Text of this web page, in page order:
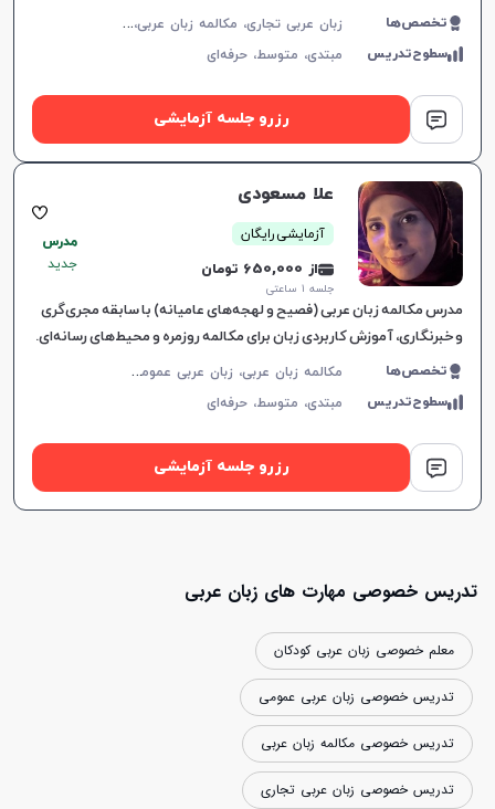
کاربردی.
تخصص‌ها ز
بان عربی تجاری، مکالمه زبان عربی، زبان عربی عمومی، زبان عربی هفتم دبیرستان، زبان عربی هشتم دبیرستان، زبان عربی نهم دبیرستان، زبان عربی دهم دبیرستان، زبان عربی یازدهم دبیرستان، زبان عربی دوازدهم دبیرستان، زبان عربی کنکور سراسری، لهجه عراقی، عربی فصیح
سطوح‌تدریس مبتدی، متوسط،حرفه‌ای
رزرو جلسه آزمایشی
علا مسعودى
آزمایشی رایگان
از 650,000 تومان
جلسه ۱ ساعتی
مدرس
جدید
مدرس مکالمه زبان عربی (فصیح و لهجه‌های عامیانه) با سابقه مجری‌گری
و خبرنگاری، آموزش کاربردی زبان برای مکالمه روزمره و محیط‌های رسانه‌ای.
تخصص‌ها م
کالمه زبان عربی، زبان عربی عمومی، زبان عربی کودکان، لهجه عراقی، عربی فصیح، زبان عربی تجاری، زبان عربی هفتم دبیرستان، زبان عربی هشتم دبیرستان، زبان عربی نهم دبیرستان
سطوح‌تدریس مبتدی، متوسط،حرفه‌ای
رزرو جلسه آزمایشی
تدریس خصوصی مهارت های زبان عربی
معلم خصوصی زبان عربی کودکان
تدریس خصوصی زبان عربی عمومی
تدریس خصوصی مکالمه زبان عربی
تدریس خصوصی زبان عربی تجاری